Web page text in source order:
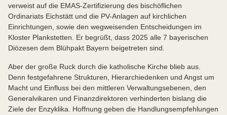
verweist auf die EMAS-Zertifizierung des bischöflichen
Ordinariats Eichstätt und die PV-Anlagen auf kirchlichen
Einrichtungen, sowie den wegweisenden Entscheidungen im
Kloster Plankstetten. Er begrüßt, dass 2025 alle 7 bayerischen
Diözesen dem Blühpakt Bayern beigetreten sind.
Aber der große Ruck durch die katholische Kirche blieb aus.
Denn festgefahrene Strukturen, Hierarchiedenken und Angst um
Macht und Einfluss bei den mittleren Verwaltungsebenen, den
Generalvikaren und Finanzdirektoren verhinderten bislang die
Ziele der Enzyklika. Hoffnung geben die Handlungsempfehlungen